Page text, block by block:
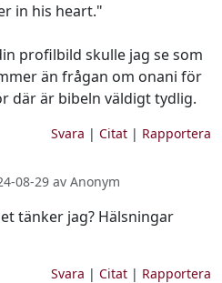
in his heart."
profilbild skulle jag se som
än frågan om onani för
där är bibeln väldigt tydlig.
Svara | Citat| Rapportera
08-29 av Anonym
tänker jag? Hälsningar
Svara | Citat| Rapportera